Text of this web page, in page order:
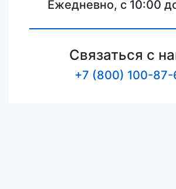
Ежедневно, с 10:00
Связаться с
+7 (800) 100-87-